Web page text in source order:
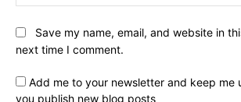
Save my name, email, and website in
next time I comment.
Add me to your newsletter and keep me
you publish new blog posts